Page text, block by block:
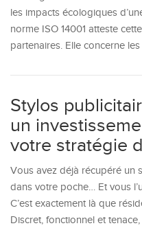
les impacts écologiques
norme ISO 14001 atteste
partenaires. Elle concerne
Stylos
un
votre stratégie
Vous avez déjà récupéré un
dans votre poche… Et vous
C’est exactement là que
Discret, fonctionnel et